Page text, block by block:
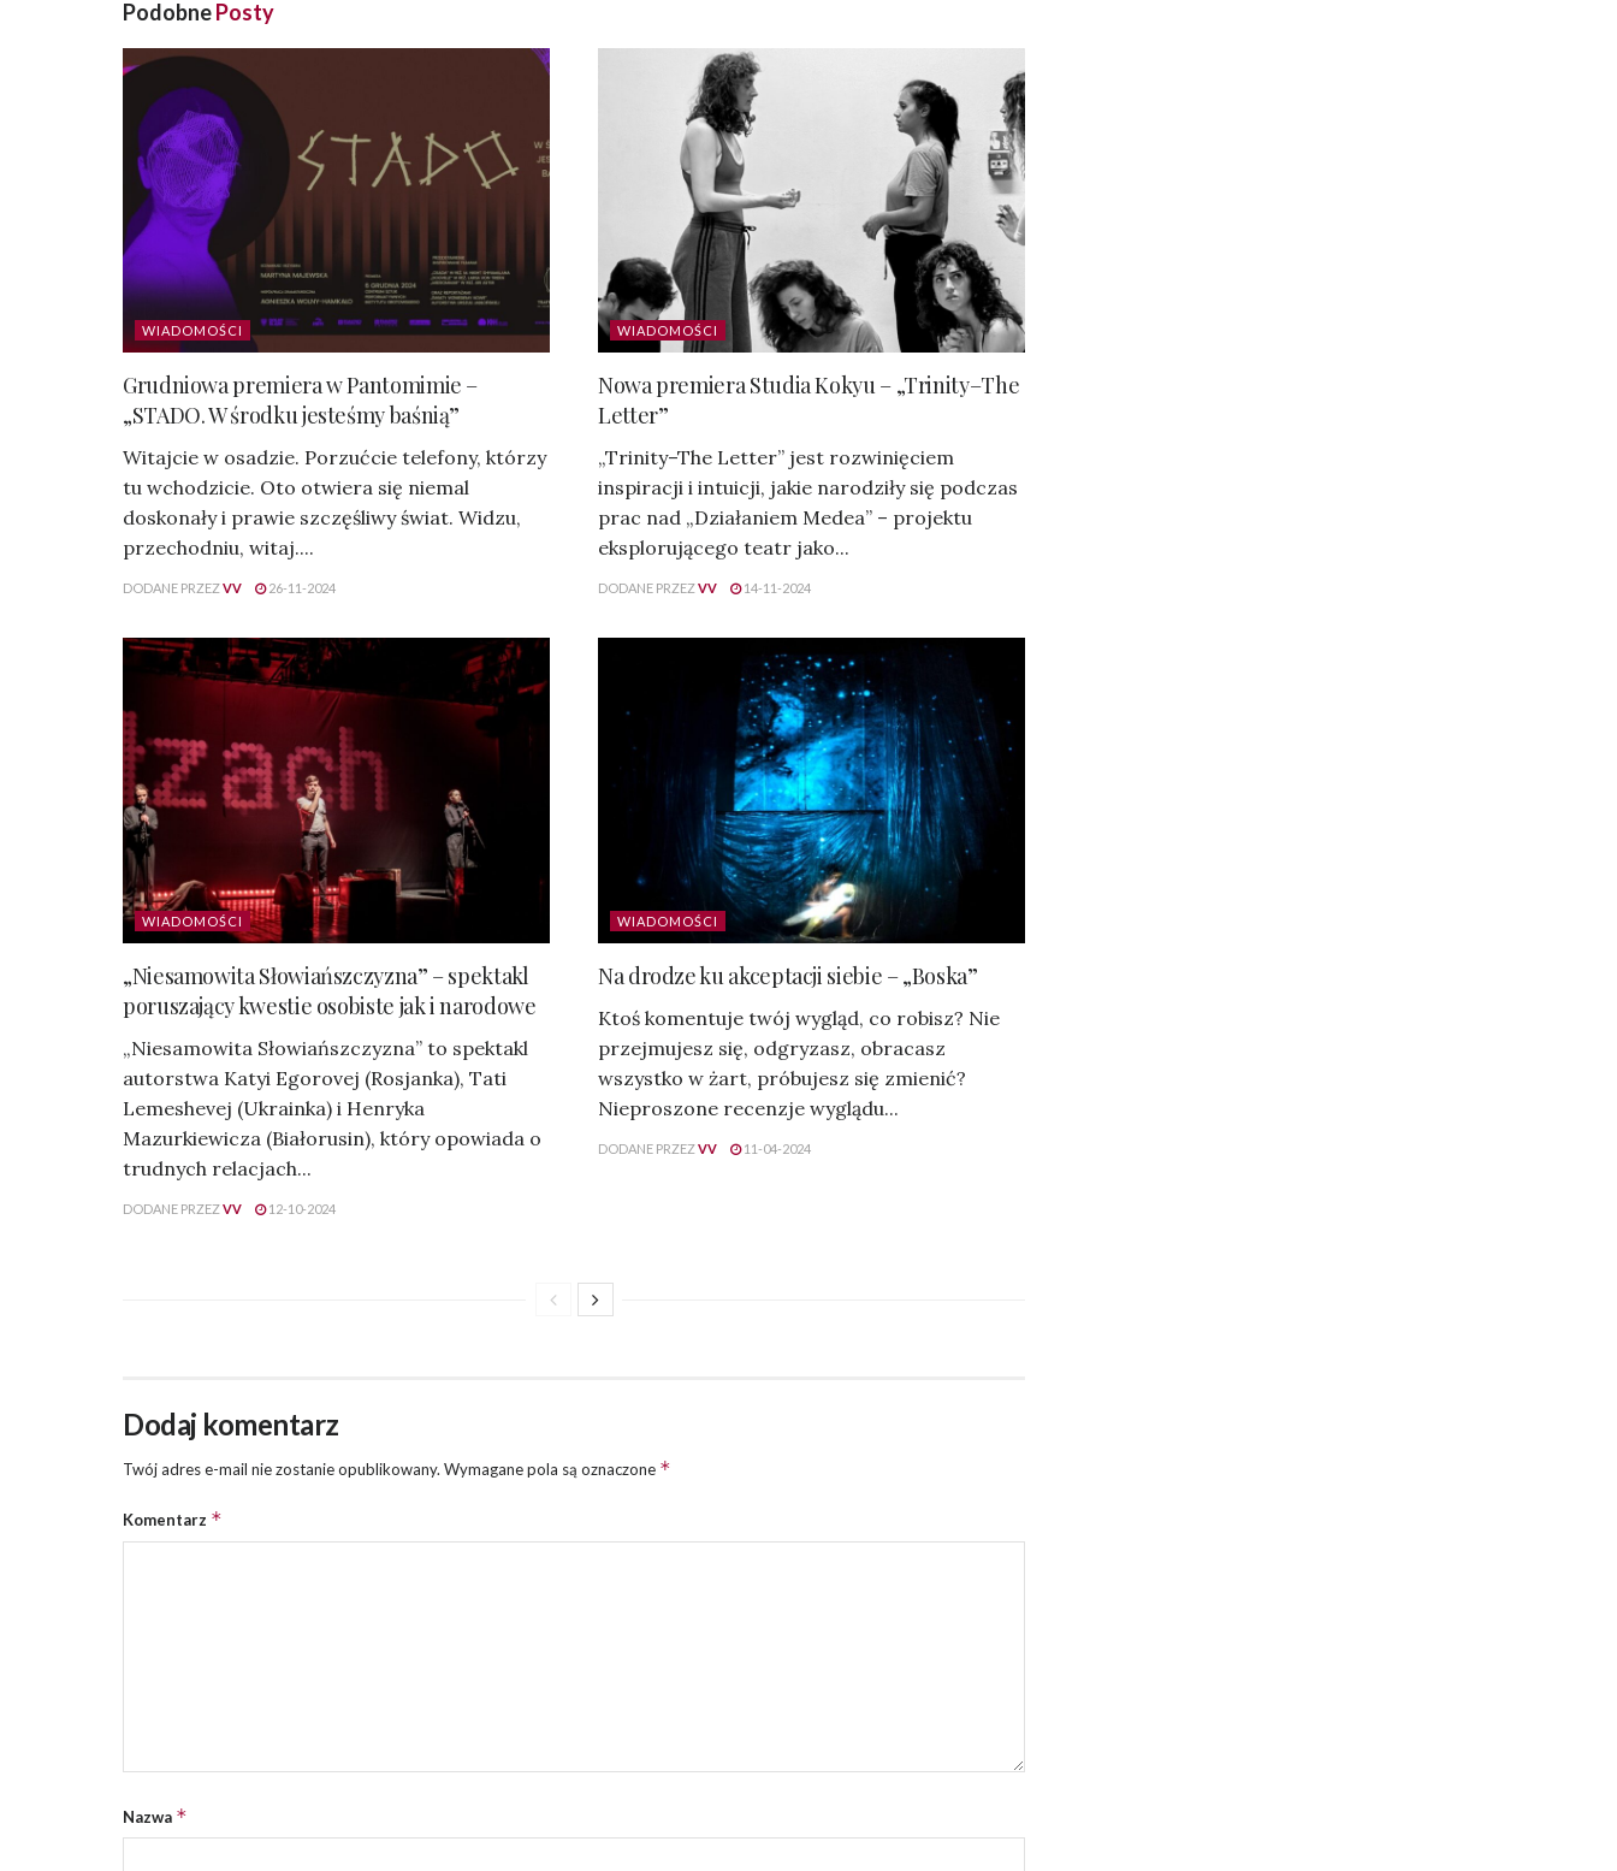
PodobnePosty
WIADOMOŚCI
Grudniowa premiera w Pantomimie –
„STADO. W środku jesteśmy baśnią”
Witajcie w osadzie. Porzućcie telefony, którzy
tu wchodzicie. Oto otwiera się niemal
doskonały i prawie szczęśliwy świat. Widzu,
przechodniu, witaj....
DODANE PRZEZVV 26-11-2024
WIADOMOŚCI
Nowa premiera Studia Kokyu – „Trinity–The
Letter”
„Trinity–The Letter” jest rozwinięciem
inspiracji i intuicji, jakie narodziły się podczas
prac nad „Działaniem Medea” – projektu
eksplorującego teatr jako...
DODANE PRZEZVV 14-11-2024
WIADOMOŚCI
„Niesamowita Słowiańszczyzna” – spektakl
poruszający kwestie osobiste jak i narodowe
„Niesamowita Słowiańszczyzna” to spektakl
autorstwa Katyi Egorovej (Rosjanka), Tati
Lemeshevej (Ukrainka) i Henryka
Mazurkiewicza (Białorusin), który opowiada o
trudnych relacjach...
DODANE PRZEZVV 12-10-2024
WIADOMOŚCI
Na drodze ku akceptacji siebie – „Boska”
Ktoś komentuje twój wygląd, co robisz? Nie
przejmujesz się, odgryzasz, obracasz
wszystko w żart, próbujesz się zmienić?
Nieproszone recenzje wyglądu...
DODANE PRZEZVV 11-04-2024
Dodaj komentarz
Twój adres e-mail nie zostanie opublikowany. Wymagane pola są oznaczone *
Komentarz *
Nazwa *